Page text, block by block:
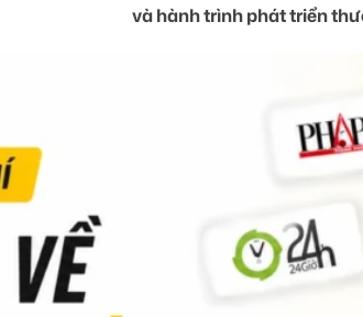
và hành trình phát triển